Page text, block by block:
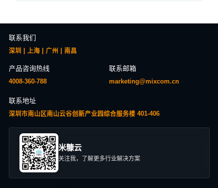
联系我们
深圳 | 上海 | 广州 | 南昌
产品咨询热线
4008-360-788
联系邮箱
marketing@mixcom.cn
联系地址
深圳市南山区南山云谷创新产业园综合服务楼 401-406
米糠云
关注我，了解更多行业解决方案